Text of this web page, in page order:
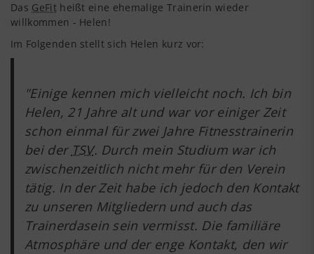
Das GeFitheißt eine ehemalige Trainerin wieder
willkommen - Helen!
Im Folgenden stellt sich Helen kurz vor:
"Einige kennen mich vielleicht noch. Ich bin
Helen, 21 Jahre alt und war vor einiger Zeit
schon einmal für zwei Jahre Fitnesstrainerin
bei der TSV. Durch mein Studium war ich
zwischenzeitlich nicht mehr für den Verein
tätig. In der Zeit habe ich jedoch den Kontakt
zu unseren Mitgliedern und auch das
Trainerdasein sein vermisst. Die familiäre
Atmosphäre und der enge Kontakt, den wir